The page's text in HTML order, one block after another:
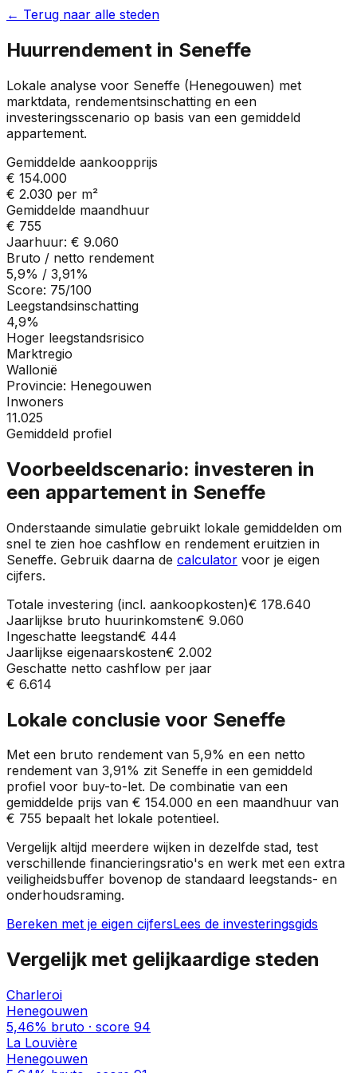
← Terug naar alle steden
Huurrendement in Seneffe
Lokale analyse voor Seneffe (Henegouwen) met
marktdata, rendementsinschatting en een
investeringsscenario op basis van een gemiddeld
appartement.
Gemiddelde aankoopprijs
€ 154.000
€ 2.030 per m²
Gemiddelde maandhuur
€ 755
Jaarhuur: € 9.060
Bruto / netto rendement
5,9% / 3,91%
Score: 75/100
Leegstandsinschatting
4,9%
Hoger leegstandsrisico
Marktregio
Wallonië
Provincie: Henegouwen
Inwoners
11.025
Gemiddeld profiel
Voorbeeldscenario: investeren in
een appartement in Seneffe
Onderstaande simulatie gebruikt lokale gemiddelden om
snel te zien hoe cashflow en rendement eruitzien in
Seneffe. Gebruik daarna de calculator voor je eigen
cijfers.
Totale investering (incl. aankoopkosten)€ 178.640
Jaarlijkse bruto huurinkomsten€ 9.060
Ingeschatte leegstand€ 444
Jaarlijkse eigenaarskosten€ 2.002
Geschatte netto cashflow per jaar
€ 6.614
Lokale conclusie voor Seneffe
Met een bruto rendement van 5,9% en een netto
rendement van 3,91% zit Seneffe in een gemiddeld
profiel voor buy-to-let. De combinatie van een
gemiddelde prijs van € 154.000 en een maandhuur van
€ 755 bepaalt het lokale potentieel.
Vergelijk altijd meerdere wijken in dezelfde stad, test
verschillende financieringsratio's en werk met een extra
veiligheidsbuffer bovenop de standaard leegstands- en
onderhoudsraming.
Bereken met je eigen cijfersLees de investeringsgids
Vergelijk met gelijkaardige steden
Charleroi
Henegouwen
5,46% bruto · score 94
La Louvière
Henegouwen